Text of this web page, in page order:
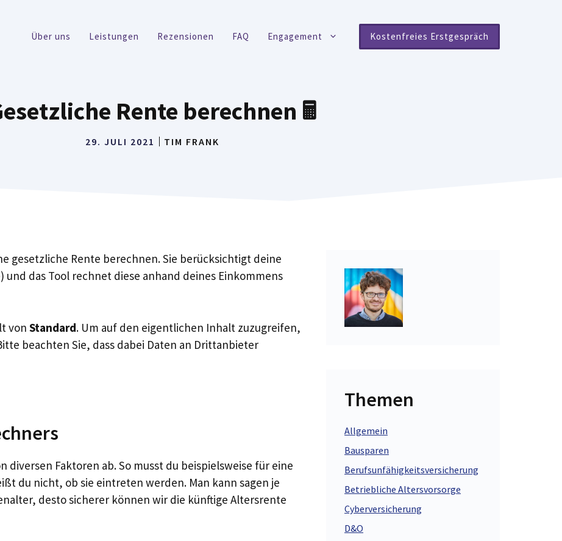
Über uns Leistungen Rezensionen FAQ Engagement Kostenfreies Erstgespräch
Rente berechnen 🖩
29. JULI 2021 TIM FRANK
gesetzliche Rente berechnen. Sie berücksichtigt deine
das Tool rechnet diese anhand deines Einkommens
von Standard. Um auf den eigentlichen Inhalt zuzugreifen,
beachten Sie, dass dabei Daten an Drittanbieter
diversen Faktoren ab. So musst du beispielsweise für eine
du nicht, ob sie eintreten werden. Man kann sagen je
desto sicherer können wir die künftige Altersrente
Themen
Allgemein
Bausparen
Berufsunfähigkeitsversicherung
Betriebliche Altersvorsorge
Cyberversicherung
D&O